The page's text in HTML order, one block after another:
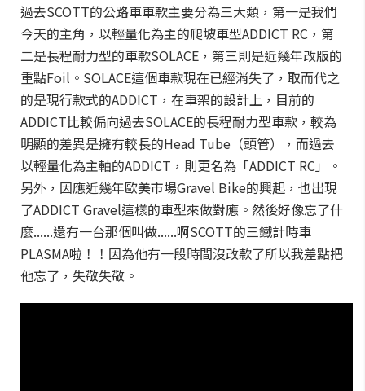
過去SCOTT的公路車車款主要分為三大類，第一是我們
今天的主角，以輕量化為主的爬坡車型ADDICT RC，第
二是長程耐力型的車款SOLACE，第三則是近幾年改版的
重點Foil。SOLACE這個車款現在已經消失了，取而代之
的是現行款式的ADDICT，在車架的設計上，目前的
ADDICT比較偏向過去SOLACE的長程耐力型車款，較為
明顯的差異是擁有較長的Head Tube（頭管），而過去
以輕量化為主軸的ADDICT，則更名為「ADDICT RC」。
另外，因應近幾年歐美市場Gravel Bike的興起，也出現
了ADDICT Gravel這樣的車型來做對應。然後好像忘了什
麼......還有一台那個叫做......啊SCOTT的三鐵計時車
PLASMA啦！！因為他有一段時間沒改款了所以我差點把
他忘了，失敬失敬。